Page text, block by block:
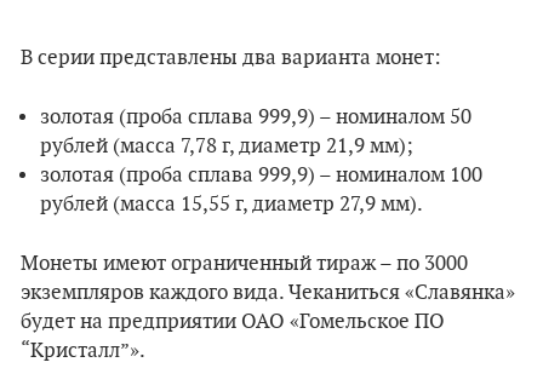
В серии представлены два варианта монет:
золотая (проба сплава 999,9) – номиналом 50
рублей (масса 7,78 г, диаметр 21,9 мм);
золотая (проба сплава 999,9) – номиналом 100
рублей (масса 15,55 г, диаметр 27,9 мм).
Монеты имеют ограниченный тираж – по 3000
экземпляров каждого вида. Чеканиться «Славянка»
будет на предприятии ОАО «Гомельское ПО
“Кристалл”».